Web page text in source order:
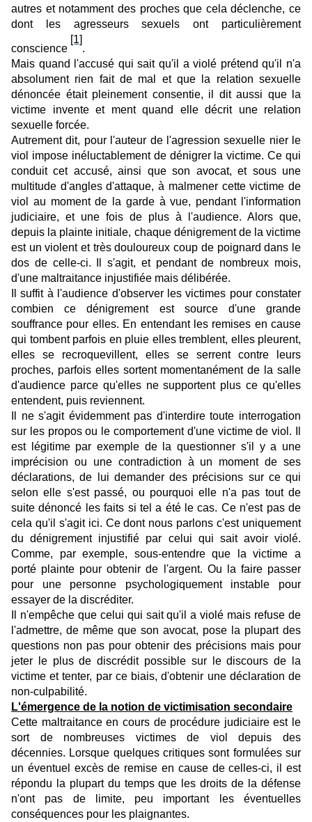
autres et notamment des proches que cela déclenche, ce
dont les agresseurs sexuels ont particulièrement
conscience
[1]
.
Mais quand l'accusé qui sait qu'il a violé prétend qu'il n'a
absolument rien fait de mal et que la relation sexuelle
dénoncée était pleinement consentie, il dit aussi que la
victime invente et ment quand elle décrit une relation
sexuelle forcée.
Autrement dit, pour l'auteur de l'agression sexuelle nier le
viol impose inéluctablement de dénigrer la victime. Ce qui
conduit cet accusé, ainsi que son avocat, et sous une
multitude d'angles d'attaque, à malmener cette victime de
viol au moment de la garde à vue, pendant l'information
judiciaire, et une fois de plus à l'audience. Alors que,
depuis la plainte initiale, chaque dénigrement de la victime
est un violent et très douloureux coup de poignard dans le
dos de celle-ci. Il s'agit, et pendant de nombreux mois,
d'une maltraitance injustifiée mais délibérée.
Il suffit à l'audience d'observer les victimes pour constater
combien ce dénigrement est source d'une grande
souffrance pour elles. En entendant les remises en cause
qui tombent parfois en pluie elles tremblent, elles pleurent,
elles se recroquevillent, elles se serrent contre leurs
proches, parfois elles sortent momentanément de la salle
d'audience parce qu'elles ne supportent plus ce qu'elles
entendent, puis reviennent.
Il ne s'agit évidemment pas d'interdire toute interrogation
sur les propos ou le comportement d'une victime de viol. Il
est légitime par exemple de la questionner s'il y a une
imprécision ou une contradiction à un moment de ses
déclarations, de lui demander des précisions sur ce qui
selon elle s'est passé, ou pourquoi elle n'a pas tout de
suite dénoncé les faits si tel a été le cas. Ce n'est pas de
cela qu'il s'agit ici. Ce dont nous parlons c'est uniquement
du dénigrement injustifié par celui qui sait avoir violé.
Comme, par exemple, sous-entendre que la victime a
porté plainte pour obtenir de l'argent. Ou la faire passer
pour une personne psychologiquement instable pour
essayer de la discréditer.
Il n'empêche que celui qui sait qu'il a violé mais refuse de
l'admettre, de même que son avocat, pose la plupart des
questions non pas pour obtenir des précisions mais pour
jeter le plus de discrédit possible sur le discours de la
victime et tenter, par ce biais, d'obtenir une déclaration de
non-culpabilité.
L'émergence de la notion de victimisation secondaire
Cette maltraitance en cours de procédure judiciaire est le
sort de nombreuses victimes de viol depuis des
décennies. Lorsque quelques critiques sont formulées sur
un éventuel excès de remise en cause de celles-ci, il est
répondu la plupart du temps que les droits de la défense
n'ont pas de limite, peu important les éventuelles
conséquences pour les plaignantes.